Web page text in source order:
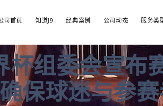
司首页 知道J9 经典案例 公司动态 服务类
杯组委会宣布
保球迷与参